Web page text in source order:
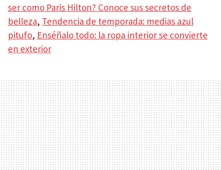
ser como Paris Hilton? Conoce sus secretos de
belleza, Tendencia de temporada: medias azul
pitufo, Enséñalo todo: la ropa interior se convierte
en exterior